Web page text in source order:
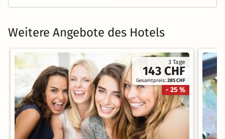
Weitere Angebote des Hotels
3 Tage
143 CHF
Gesamtpreis:285 CHF
- 25 %